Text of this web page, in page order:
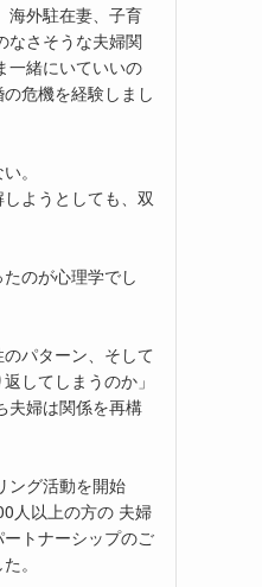
海外駐在妻、子育
なさそうな夫婦関
一緒にいていいの
危機を経験しまし
。
ようとしても、双
のが心理学でし
パターン、そして
してしまうのか」
夫婦は関係を再構
ング活動を開始
人以上の方の 夫婦
トナーシップのご
。